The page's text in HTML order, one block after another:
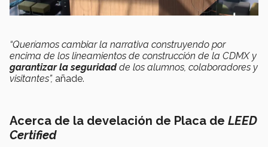
“Queríamos cambiar la narrativa construyendo por
encima de los lineamientos de construcción de la CDMX y
garantizar la seguridadde los alumnos, colaboradores y
visitantes”, añade.
Acerca de la develación de Placa de LEED
Certified